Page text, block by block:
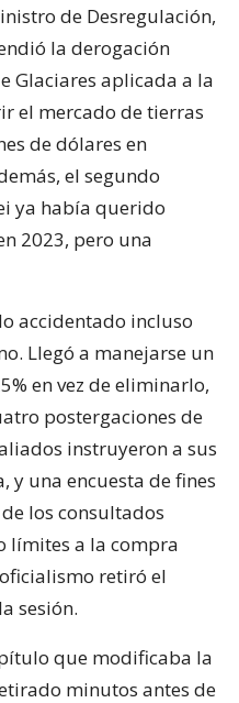
de Desregulación,
la derogación
Glaciares aplicada a la
el mercado de tierras
de dólares en
el segundo
ya había querido
2023, pero una
accidentado incluso
Llegó a manejarse un
en vez de eliminarlo,
postergaciones de
instruyeron a sus
y una encuesta de fines
los consultados
límites a la compra
retiró el
sesión.
que modificaba la
minutos antes de